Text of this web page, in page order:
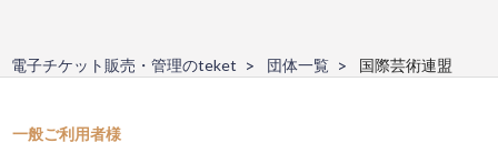
電子チケット販売・管理のteket 団体一覧 国際芸術連盟
一般ご利用者様